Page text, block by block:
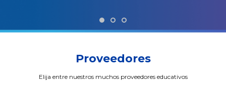
Proveedores
Elija entre nuestros muchos proveedores educativos